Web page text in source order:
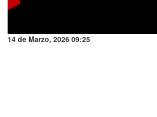
14 de Marzo, 2026 09:25